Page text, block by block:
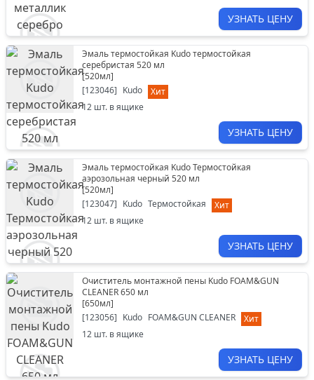
УЗНАТЬ ЦЕНУ
Эмаль термостойкая Kudo термостойкая
серебристая 520 мл
[520мл]
[123046] Kudo
Хит
12 шт. в ящике
УЗНАТЬ ЦЕНУ
Эмаль термостойкая Kudo Термостойкая
аэрозольная черный 520 мл
[520мл]
[123047] Kudo Термостойкая
Хит
12 шт. в ящике
УЗНАТЬ ЦЕНУ
Очиститель монтажной пены Kudo FOAM&GUN
CLEANER 650 мл
[650мл]
[123056] Kudo FOAM&GUN CLEANER
Хит
12 шт. в ящике
УЗНАТЬ ЦЕНУ